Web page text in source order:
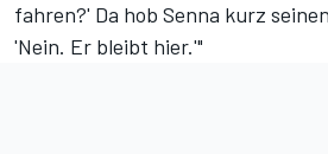
fahren?' Da hob Senna kurz
'Nein. Er bleibt hier.'"